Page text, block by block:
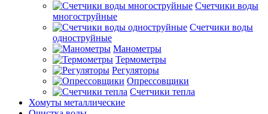
Счетчики воды
многоструйные
Счетчики воды
одноструйные
Манометры
Термометры
Регуляторы
Опрессовщики
Счетчики тепла
Хомуты металлические